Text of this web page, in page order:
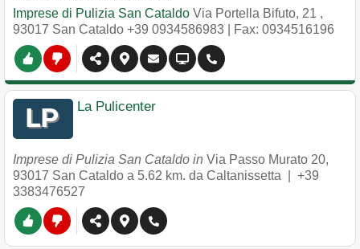
Imprese di Pulizia San Cataldo Via Portella Bifuto, 21 ,
93017 San Cataldo +39 0934586983 | Fax: 0934516196
La Pulicenter
Imprese di Pulizia San Cataldo in Via Passo Murato 20,
93017 San Cataldo a 5.62 km. da Caltanissetta | +39
3383476527